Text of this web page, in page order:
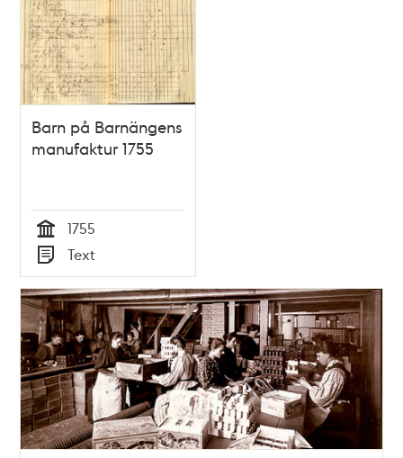
och
teman
Barn på Barnängens
manufaktur 1755
Tid
1755
Typ
Text